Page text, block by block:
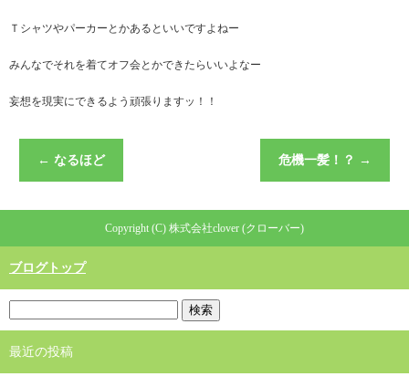
Ｔシャツやパーカーとかあるといいですよねー
みんなでそれを着てオフ会とかできたらいいよなー
妄想を現実にできるよう頑張りますッ！！
← なるほど 危機一髪！？ →
Copyright (C) 株式会社clover (クローバー)
ブログトップ
最近の投稿